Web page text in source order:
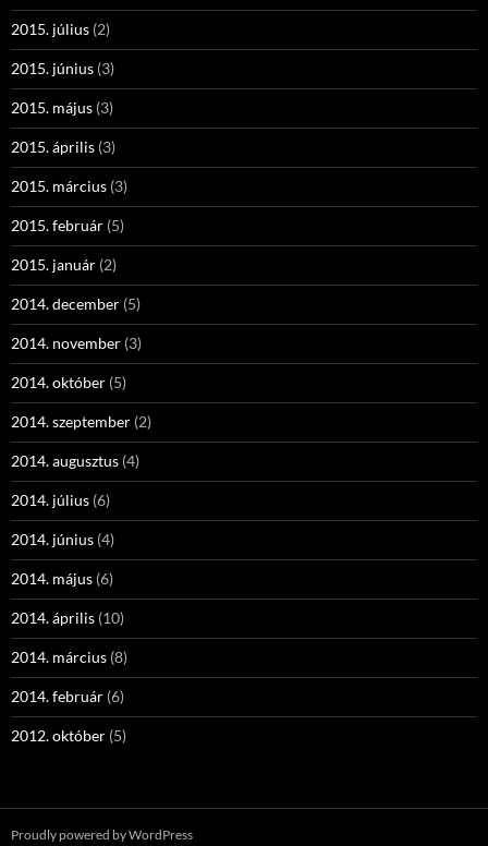
2015. július (2)
2015. június (3)
2015. május (3)
2015. április (3)
2015. március (3)
2015. február (5)
2015. január (2)
2014. december (5)
2014. november (3)
2014. október (5)
2014. szeptember (2)
2014. augusztus (4)
2014. július (6)
2014. június (4)
2014. május (6)
2014. április (10)
2014. március (8)
2014. február (6)
2012. október (5)
Proudly powered by WordPress